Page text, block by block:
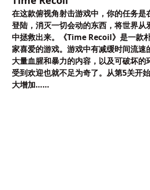
在这款俯视角射击游戏中，你的任务是
登陆，消灭一切会动的东西，将世界从
中拯救出来。《Time Recoil》是一款
家喜爱的游戏。游戏中有减缓时间流速
大量血腥和暴力的内容，以及可破坏的
受到欢迎也就不足为奇了。从第5关开
大增加……